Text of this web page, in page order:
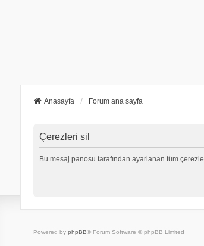
Anasayfa Forum ana sayfa
Çerezleri sil
Bu mesaj panosu tarafından ayarlanan tüm
Powered by phpBB® Forum Software © phpBB Limited